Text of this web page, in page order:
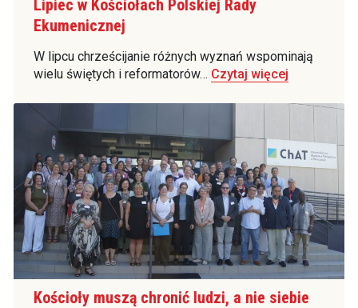
Lipiec w Kościołach Polskiej Rady
Ekumenicznej
W lipcu chrześcijanie różnych wyznań wspominają
wielu świętych i reformatorów… Czytaj więcej
Kościoły muszą chronić ludzi, a nie siebie